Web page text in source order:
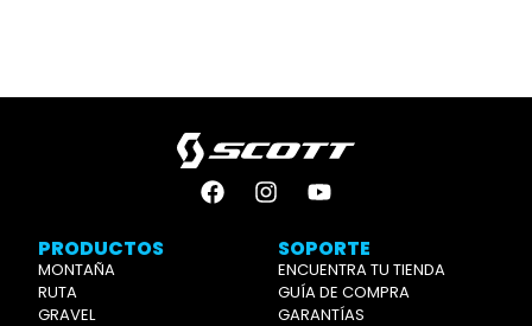
PRODUCTOS
MONTAÑA
RUTA
GRAVEL
SOPORTE
ENCUENTRA TU TIENDA
GUÍA DE COMPRA
GARANTÍAS